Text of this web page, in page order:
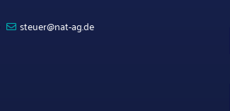
steuer@nat-ag.de